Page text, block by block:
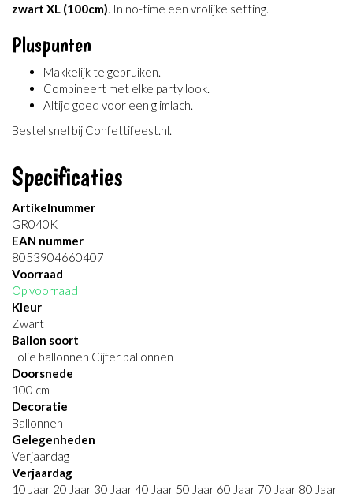
zwart XL (100cm) . In no-time een vrolijke setting.
Pluspunten
Makkelijk te gebruiken.
Combineert met elke party look.
Altijd goed voor een glimlach.
Bestel snel bij Confettifeest.nl.
Specificaties
Artikelnummer
GR040K
EAN nummer
8053904660407
Voorraad
Op voorraad
Kleur
Zwart
Ballon soort
Folie ballonnen Cijfer ballonnen
Doorsnede
100 cm
Decoratie
Ballonnen
Gelegenheden
Verjaardag
Verjaardag
10 Jaar 20 Jaar 30 Jaar 40 Jaar 50 Jaar 60 Jaar 70 Jaar 80 Jaar